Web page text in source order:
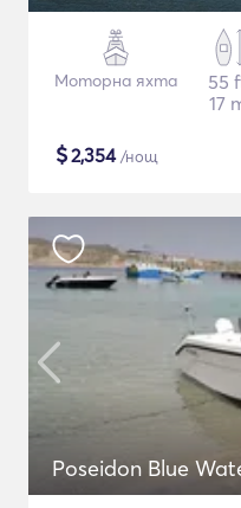
Моторна яхта
55
17
$2,354/нощ
Poseidon Blue